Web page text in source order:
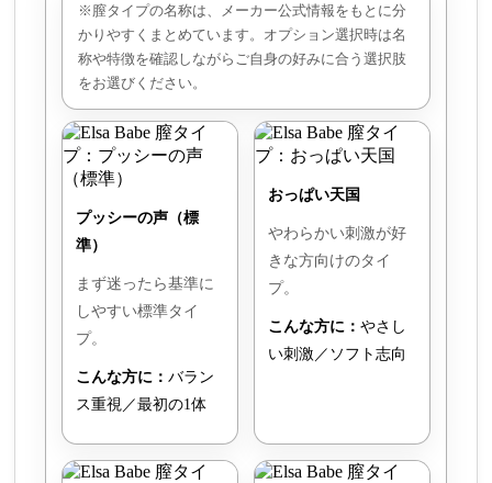
※膣タイプの名称は、メーカー公式情報をもとに分
かりやすくまとめています。オプション選択時は名
称や特徴を確認しながらご自身の好みに合う選択肢
をお選びください。
プッシーの声（標
準）
まず迷ったら基準に
しやすい標準タイ
プ。
こんな方に： バラン
ス重視／最初の1体
おっぱい天国
やわらかい刺激が好
きな方向けのタイ
プ。
こんな方に： やさし
い刺激／ソフト志向